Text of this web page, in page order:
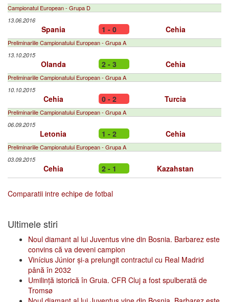
Campionatul European - Grupa D
13.06.2016
Spania 1 - 0 Cehia
Preliminariile Campionatului European - Grupa A
13.10.2015
Olanda 2 - 3 Cehia
Preliminariile Campionatului European - Grupa A
10.10.2015
Cehia 0 - 2 Turcia
Preliminariile Campionatului European - Grupa A
06.09.2015
Letonia 1 - 2 Cehia
Preliminariile Campionatului European - Grupa A
03.09.2015
Cehia 2 - 1 Kazahstan
Comparatii intre echipe de fotbal
Ultimele stiri
Noul diamant al lui Juventus vine din Bosnia. Barbarez este
convins că va deveni campion
Vinícius Júnior și-a prelungit contractul cu Real Madrid
până în 2032
Umilință istorică în Gruia. CFR Cluj a fost spulberată de
Tromsø